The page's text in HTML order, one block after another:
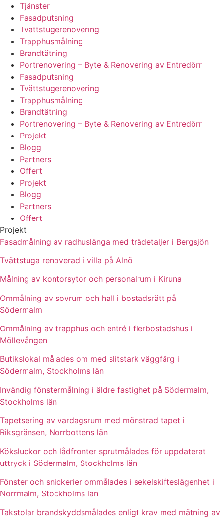
Tjänster
Fasadputsning
Tvättstugerenovering
Trapphusmålning
Brandtätning
Portrenovering – Byte & Renovering av Entredörr
Fasadputsning
Tvättstugerenovering
Trapphusmålning
Brandtätning
Portrenovering – Byte & Renovering av Entredörr
Projekt
Blogg
Partners
Offert
Projekt
Blogg
Partners
Offert
Projekt
Fasadmålning av radhuslänga med trädetaljer i Bergsjön
Tvättstuga renoverad i villa på Alnö
Målning av kontorsytor och personalrum i Kiruna
Ommålning av sovrum och hall i bostadsrätt på
Södermalm
Ommålning av trapphus och entré i flerbostadshus i
Möllevången
Butikslokal målades om med slitstark väggfärg i
Södermalm, Stockholms län
Invändig fönstermålning i äldre fastighet på Södermalm,
Stockholms län
Tapetsering av vardagsrum med mönstrad tapet i
Riksgränsen, Norrbottens län
Köksluckor och lådfronter sprutmålades för uppdaterat
uttryck i Södermalm, Stockholms län
Fönster och snickerier ommålades i sekelskifteslägenhet i
Norrmalm, Stockholms län
Takstolar brandskyddsmålades enligt krav med mätning av